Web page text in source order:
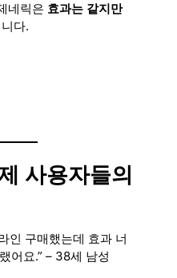
네릭은 효과는 같지만
다.
사용자들의
인 구매했는데 효과 너
어요.” – 38세 남성